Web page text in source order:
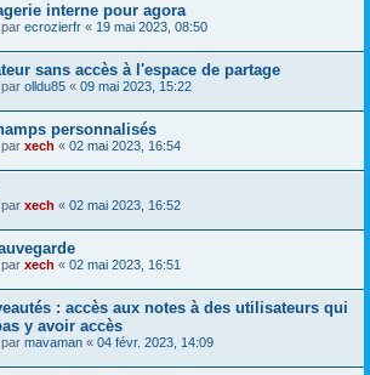
interne pour agora
ecrozierfr « 19 mai 2023, 08:50
sans accès à l'espace de partage
olldu85 « 09 mai 2023, 15:22
personnalisés
xech « 02 mai 2023, 16:54
xech « 02 mai 2023, 16:52
xech « 02 mai 2023, 16:51
: accès aux notes à des utilisateurs qui
y avoir accès
mavaman « 04 févr. 2023, 14:09